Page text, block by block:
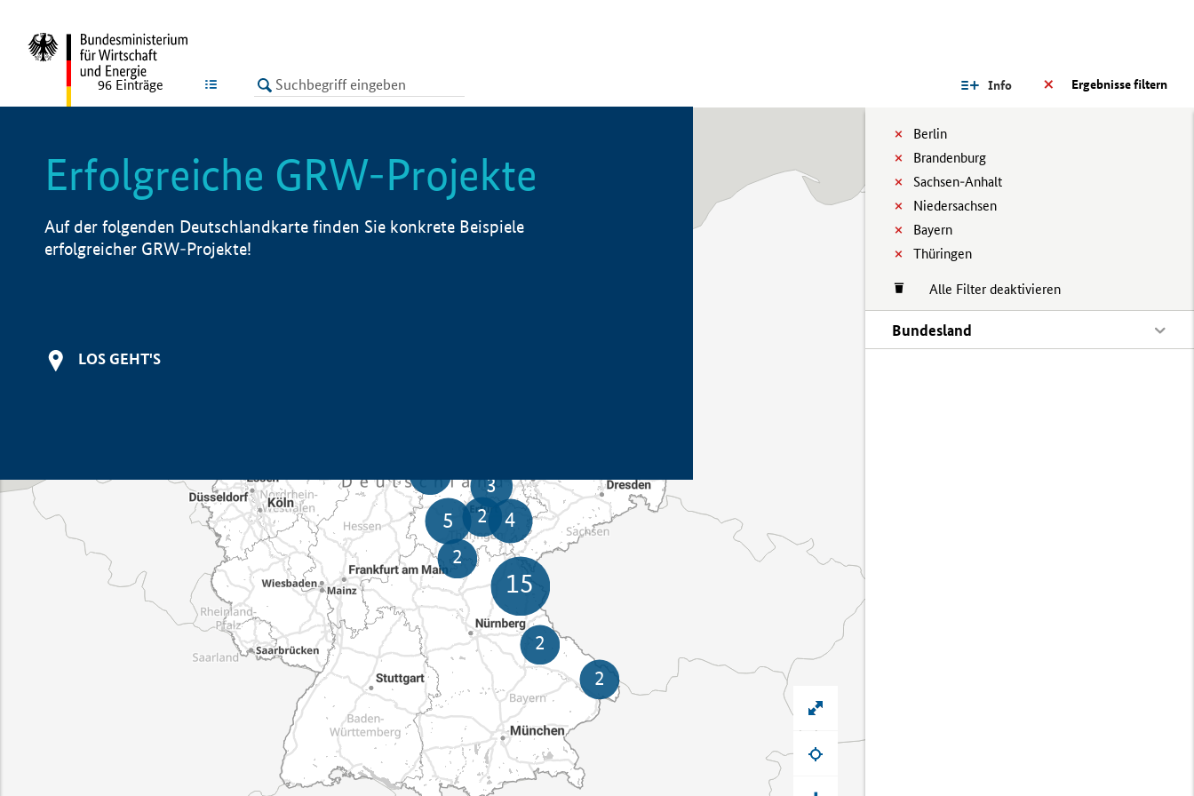
LISTE Ergebnisse filtern
Info
Berlin
Brandenburg
Sachsen-Anhalt
Niedersachsen
Bayern
Thüringen
Alle Filter deaktivieren
Bundesland
96 Einträge
Erfolgreiche GRW-Projekte
Auf der folgenden Deutschlandkarte finden Sie konkrete Beispiele
erfolgreicher GRW-Projekte!
LOS GEHT'S